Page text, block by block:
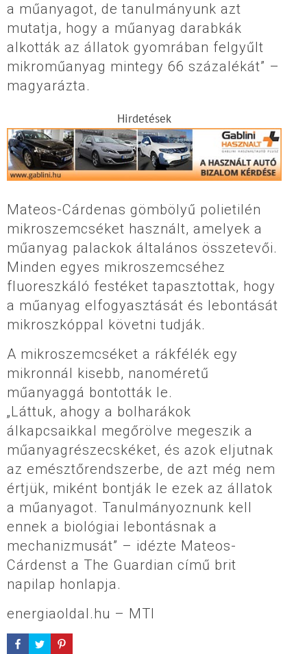
a műanyagot, de tanulmányunk azt
mutatja, hogy a műanyag darabkák
alkották az állatok gyomrában felgyűlt
mikroműanyag mintegy 66 százalékát” –
magyarázta.
Hirdetések
Mateos-Cárdenas gömbölyű polietilén
mikroszemcséket használt, amelyek a
műanyag palackok általános összetevői.
Minden egyes mikroszemcséhez
fluoreszkáló festéket tapasztottak, hogy
a műanyag elfogyasztását és lebontását
mikroszkóppal követni tudják.
A mikroszemcséket a rákfélék egy
mikronnál kisebb, nanoméretű
műanyaggá bontották le.
„Láttuk, ahogy a bolharákok
álkapcsaikkal megőrölve megeszik a
műanyagrészecskéket, és azok eljutnak
az emésztőrendszerbe, de azt még nem
értjük, miként bontják le ezek az állatok
a műanyagot. Tanulmányoznunk kell
ennek a biológiai lebontásnak a
mechanizmusát” – idézte Mateos-
Cárdenst a The Guardian című brit
napilap honlapja.
energiaoldal.hu – MTI